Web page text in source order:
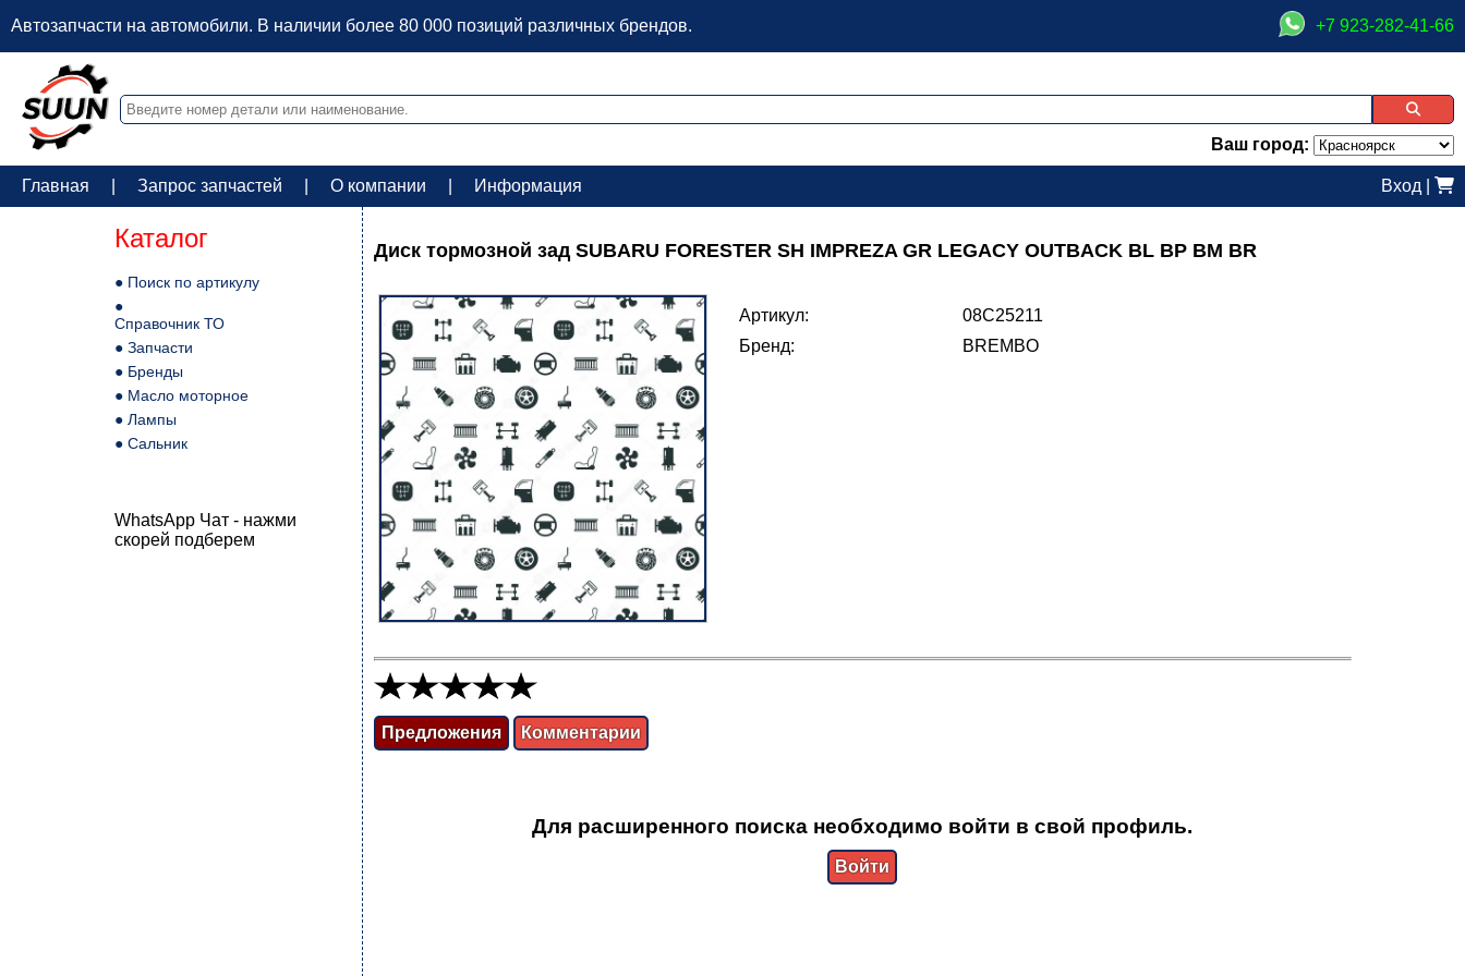
Автозапчасти на автомобили. В наличии более 80 000 позиций различных брендов. +7 923-282-41-66
Ваш город:
Вход
Главная Запрос запчастей О компании Информация
Каталог
● Поиск по артикулу
●
Справочник ТО
● Запчасти
● Бренды
● Масло моторное
● Лампы
● Сальник
WhatsApp Чат - нажми
скорей подберем
Диск тормозной зад SUBARU FORESTER SH IMPREZA GR LEGACY OUTBACK BL BP BM BR
Артикул:
08C25211
Бренд:
BREMBO
Предложения Комментарии
Для расширенного поиска необходимо войти в свой профиль.
Войти